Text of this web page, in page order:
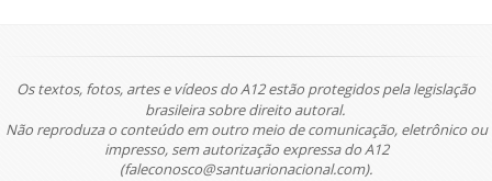
Os textos, fotos, artes e vídeos do A12 estão protegidos pela legislação
brasileira sobre direito autoral.
Não reproduza o conteúdo em outro meio de comunicação, eletrônico ou
impresso, sem autorização expressa do A12
(faleconosco@santuarionacional.com).